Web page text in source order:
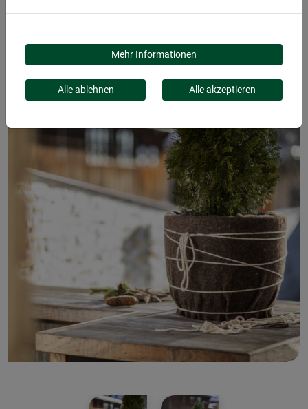
FILZMATTE MEDIUM
0,3X1,2 MMehr Informationen
Alle ablehnen Alle akzeptieren